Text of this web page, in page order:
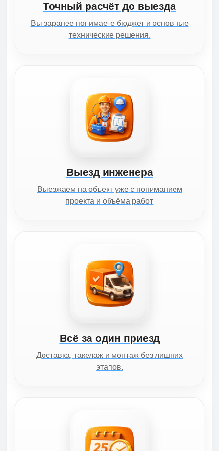
Точный расчёт до выезда
Вы заранее понимаете бюджет и основные
технические решения.
Выезд инженера
Выезжаем на объект уже с пониманием
проекта и объёма работ.
Всё за один приезд
Доставка, такелаж и монтаж без лишних
этапов.